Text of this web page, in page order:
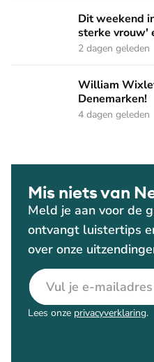
Dit weekend in Nederland
Dit weekend
sterke vrouw'
2 dagen geleden
William Wixley gaat mee
William
Denemarken!
4 dagen geleden
Mis niets van
Meld je aan voor de
ontvangt luistertips
over onze
E-mailadres
Lees onze privacyverklaring.